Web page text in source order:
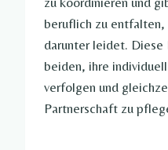
beruflich zu entfalten,
darunter leidet.
beiden, ihre
verfolgen und
Partnerschaft zu